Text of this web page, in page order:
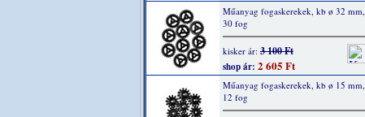
Műanyag fogaskerekek, kb ø 32 mm,
30 fog
kisker ár: 3 100 Ft
shop ár: 2 605 Ft
Műanyag fogaskerekek, kb ø 15 mm,
12 fog